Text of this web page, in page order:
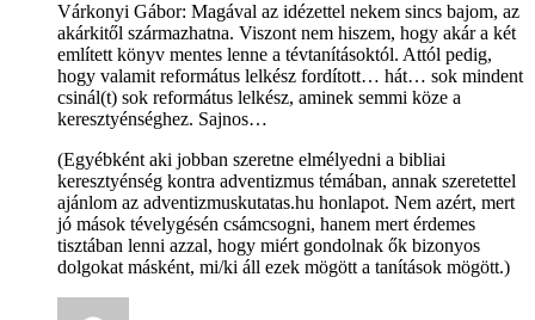
Várkonyi Gábor: Magával az idézettel nekem sincs bajom, az
akárkitől származhatna. Viszont nem hiszem, hogy akár a két
említett könyv mentes lenne a tévtanításoktól. Attól pedig,
hogy valamit református lelkész fordított… hát… sok mindent
csinál(t) sok református lelkész, aminek semmi köze a
keresztyénséghez. Sajnos…
(Egyébként aki jobban szeretne elmélyedni a bibliai
keresztyénség kontra adventizmus témában, annak szeretettel
ajánlom az adventizmuskutatas.hu honlapot. Nem azért, mert
jó mások tévelygésén csámcsogni, hanem mert érdemes
tisztában lenni azzal, hogy miért gondolnak ők bizonyos
dolgokat másként, mi/ki áll ezek mögött a tanítások mögött.)